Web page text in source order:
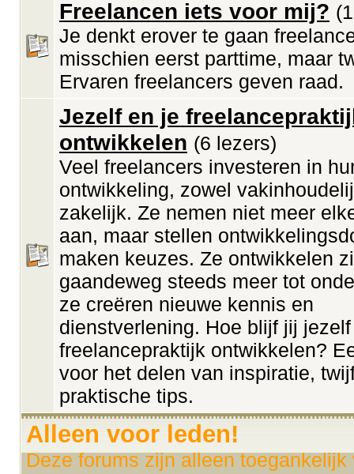
Freelancen iets voor mij?
Je denkt erover te gaan
misschien eerst parttime, maar
Ervaren freelancers geven raad.
Jezelf en je
ontwikkelen (6 lezers)
Veel freelancers investeren in
ontwikkeling, zowel
zakelijk. Ze nemen niet meer
aan, maar stellen
maken keuzes. Ze ontwikkelen
gaandeweg steeds meer tot
ze creëren nieuwe kennis en
dienstverlening. Hoe blijf jij
freelancepraktijk ontwikkelen?
voor het delen van inspiratie,
praktische tips.
Alleen voor leden!
Deze forums zijn alleen